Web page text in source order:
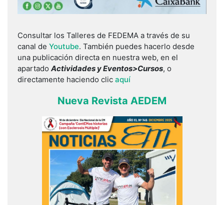
Consultar los Talleres de FEDEMA a través de su
canal de Youtube. También puedes hacerlo desde
una publicación directa en nuestra web, en el
apartado Actividades y Eventos>Cursos, o
directamente haciendo clic aquí
Nueva Revista AEDEM